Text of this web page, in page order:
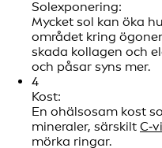
Solexponering:
Mycket sol kan öka
området kring
skada kollagen och
och påsar syns mer.
4
Kost:
En ohälsosam kost
mineraler, särskilt
mörka ringar.